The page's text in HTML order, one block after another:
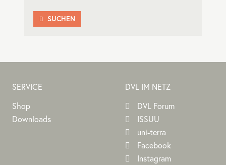
 SUCHEN
SERVICE
Shop
Downloads
DVL IM NETZ
DVL Forum
ISSUU
uni-terra
Facebook
Instagram